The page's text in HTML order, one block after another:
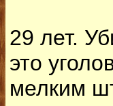
29 лет.
это
мелким